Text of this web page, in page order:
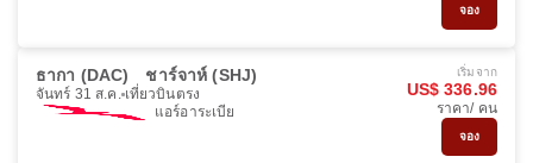
จอง
ธากา (DAC) ชาร์จาห์ (SHJ)
จันทร์ 31 ส.ค. เที่ยวบินตรง
แอร์อาระเบีย
เริ่มจาก
US$ 336.96
ราคา/ คน
จอง